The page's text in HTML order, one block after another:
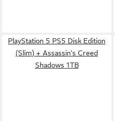
PlayStation 5 PS5 Disk Edition
(Slim) + Assassin's Creed
Shadows 1TB